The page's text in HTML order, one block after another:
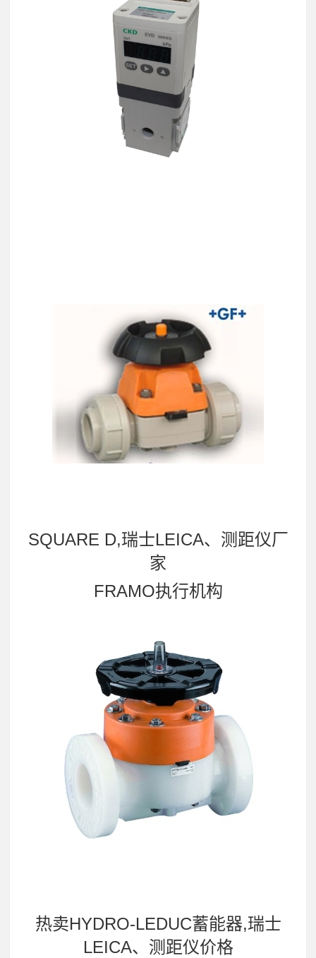
SQUARE D,瑞士LEICA、测距仪厂
家
FRAMO执行机构
热卖HYDRO-LEDUC蓄能器,瑞士
LEICA、测距仪价格